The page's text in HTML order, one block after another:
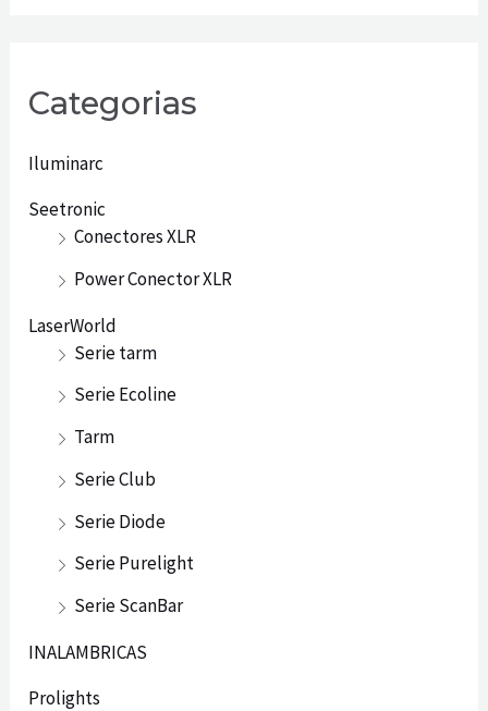
Categorias
Iluminarc
Seetronic
Conectores XLR
Power Conector XLR
LaserWorld
Serie tarm
Serie Ecoline
Tarm
Serie Club
Serie Diode
Serie Purelight
Serie ScanBar
INALAMBRICAS
Prolights